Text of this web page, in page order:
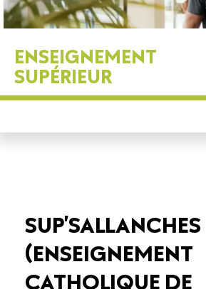
ENSEIGNEMENT
SUPÉRIEUR
SUP’SALLANCHES
(ENSEIGNEMENT
CATHOLIQUE DE